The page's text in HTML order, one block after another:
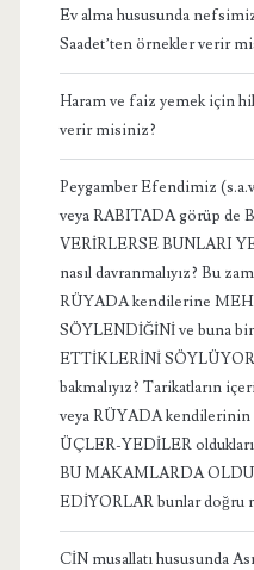
Ev alma hususunda
Saadet’ten örnekler verir
Haram ve faiz yemek için
verir misiniz?
Peygamber Efendimiz
veya RABITADA görüp de
VERİRLERSE BUNLARI
nasıl davranmalıyız? Bu
RÜYADA kendilerine
SÖYLENDİĞİNİ ve buna
ETTİKLERİNİ
bakmalıyız? Tarikatların
veya RÜYADA
ÜÇLER-YEDİLER
BU MAKAMLARDA
EDİYORLAR bunlar doğru
CİN musallatı hususunda